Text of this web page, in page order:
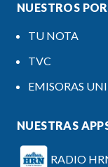
NUESTROS
TU NOTA
TVC
EMISORAS
NUESTRAS
RADIO